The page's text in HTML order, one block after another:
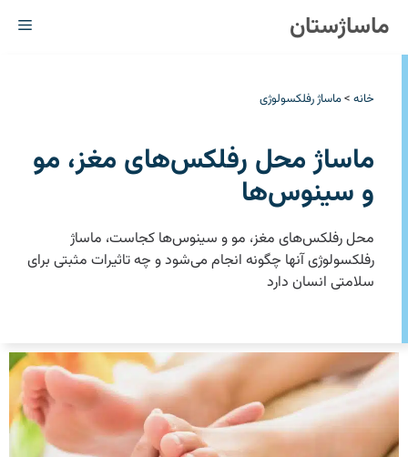
محتوا
ماساژستان
خانه >ماساژ رفلکسولوژی
ماساژ محل رفلکس‌های مغز، مو
و سینوس‌ها
محل رفلکس‌های مغز، مو و سینوس‌ها کجاست، ماساژ
رفلکسولوژی آنها چگونه انجام می‌شود و چه تاثیرات ‏مثبتی برای
سلامتی انسان دارد